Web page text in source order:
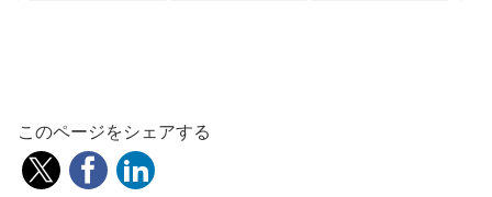
このページをシェアする